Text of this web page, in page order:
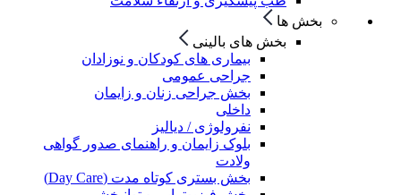
بخش ها
بخش های بالینی
بیماری های کودکان و نوزادان
جراحی عمومی
بخش جراحی زنان و زایمان
داخلی
نفرولوژی / دیالیز
بلوک زایمان و راهنمای صدور گواهی
ولادت
بخش بستری کوتاه مدت (Day Care)